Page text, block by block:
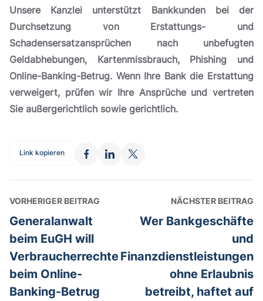
Unsere Kanzlei unterstützt Bankkunden bei der
Durchsetzung von Erstattungs- und
Schadensersatzansprüchen nach unbefugten
Geldabhebungen, Kartenmissbrauch, Phishing und
Online-Banking-Betrug. Wenn Ihre Bank die Erstattung
verweigert, prüfen wir Ihre Ansprüche und vertreten
Sie außergerichtlich sowie gerichtlich.
Link kopieren
VORHERIGER BEITRAG
Generalanwalt
beim EuGH will
Verbraucherrechte
beim Online-
Banking-Betrug
NÄCHSTER BEITRAG
Wer Bankgeschäfte
und
Finanzdienstleistungen
ohne Erlaubnis
betreibt, haftet auf